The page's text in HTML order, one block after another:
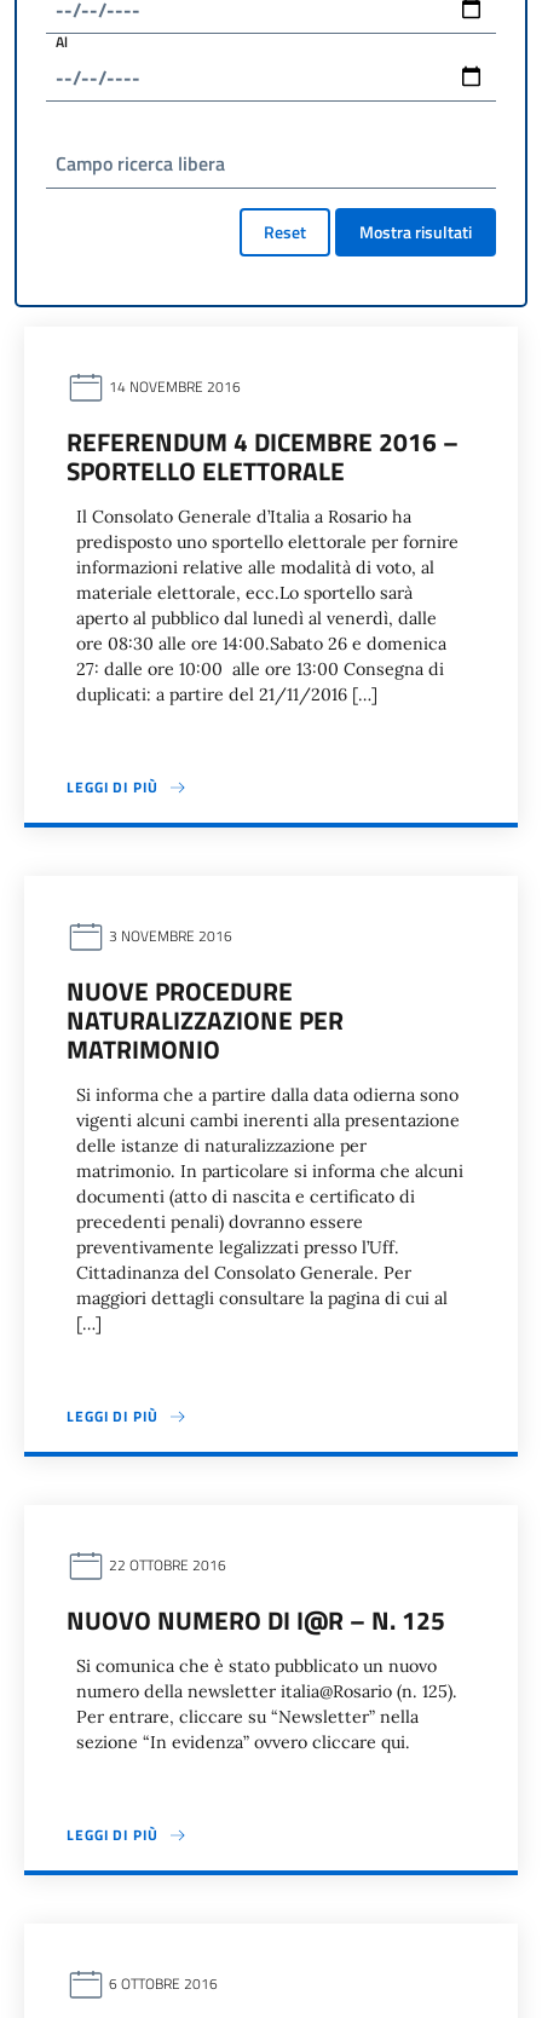
Al
Campo ricerca libera
Reset Mostra risultati
14 NOVEMBRE 2016
REFERENDUM 4 DICEMBRE 2016 –
SPORTELLO ELETTORALE
Il Consolato Generale d’Italia a Rosario ha
predisposto uno sportello elettorale per fornire
informazioni relative alle modalità di voto, al
materiale elettorale, ecc.Lo sportello sarà
aperto al pubblico dal lunedì al venerdì, dalle
ore 08:30 alle ore 14:00.Sabato 26 e domenica
27: dalle ore 10:00 alle ore 13:00 Consegna di
duplicati: a partire del 21/11/2016 […]
LEGGI DI PIÙ
3 NOVEMBRE 2016
NUOVE PROCEDURE
NATURALIZZAZIONE PER
MATRIMONIO
Si informa che a partire dalla data odierna sono
vigenti alcuni cambi inerenti alla presentazione
delle istanze di naturalizzazione per
matrimonio. In particolare si informa che alcuni
documenti (atto di nascita e certificato di
precedenti penali) dovranno essere
preventivamente legalizzati presso l’Uff.
Cittadinanza del Consolato Generale. Per
maggiori dettagli consultare la pagina di cui al
[…]
LEGGI DI PIÙ
22 OTTOBRE 2016
NUOVO NUMERO DI I@R – N. 125
Si comunica che è stato pubblicato un nuovo
numero della newsletter italia@Rosario (n. 125).
Per entrare, cliccare su “Newsletter” nella
sezione “In evidenza” ovvero cliccare qui.
LEGGI DI PIÙ
6 OTTOBRE 2016